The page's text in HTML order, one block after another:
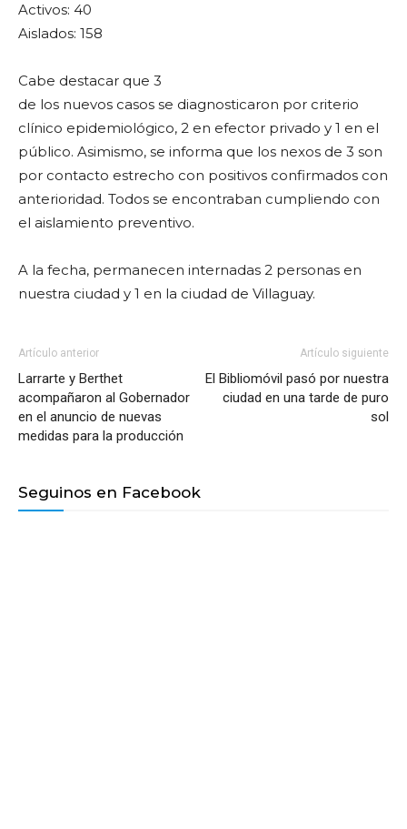
Activos: 40
Aislados: 158
Cabe destacar que 3
de los nuevos casos se diagnosticaron por criterio
clínico epidemiológico, 2 en efector privado y 1 en el
público. Asimismo, se informa que los nexos de 3 son
por contacto estrecho con positivos confirmados con
anterioridad. Todos se encontraban cumpliendo con
el aislamiento preventivo.
A la fecha, permanecen internadas 2 personas en
nuestra ciudad y 1 en la ciudad de Villaguay.
Artículo anterior
Larrarte y Berthet
acompañaron al Gobernador
en el anuncio de nuevas
medidas para la producción
Artículo siguiente
El Bibliomóvil pasó por nuestra
ciudad en una tarde de puro
sol
Seguinos en Facebook